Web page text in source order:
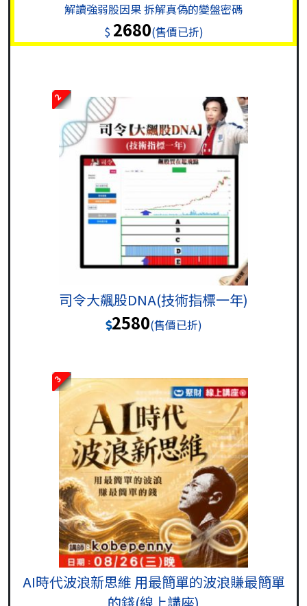
解讀強弱股因果 拆解真偽的變盤密碼
$ 2680(售價已折)
2
司令大飆股DNA(技術指標一年)
2580(售價已折)
3
AI時代波浪新思維 用最簡單的波浪賺最簡單